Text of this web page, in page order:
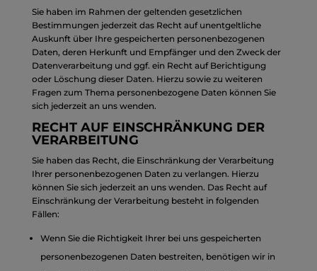
Sie haben im Rahmen der geltenden gesetzlichen
Bestimmungen jederzeit das Recht auf unentgeltliche
Auskunft über Ihre gespeicherten personenbezogenen
Daten, deren Herkunft und Empfänger und den Zweck der
Datenverarbeitung und ggf. ein Recht auf Berichtigung
oder Löschung dieser Daten. Hierzu sowie zu weiteren
Fragen zum Thema personenbezogene Daten können Sie
sich jederzeit an uns wenden.
RECHT AUF EINSCHRÄNKUNG DER
VERARBEITUNG
Sie haben das Recht, die Einschränkung der Verarbeitung
Ihrer personenbezogenen Daten zu verlangen. Hierzu
können Sie sich jederzeit an uns wenden. Das Recht auf
Einschränkung der Verarbeitung besteht in folgenden
Fällen:
Wenn Sie die Richtigkeit Ihrer bei uns gespeicherten
personenbezogenen Daten bestreiten, benötigen wir in